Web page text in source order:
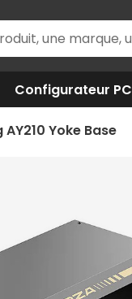
Configurateur PC
Yoke Base